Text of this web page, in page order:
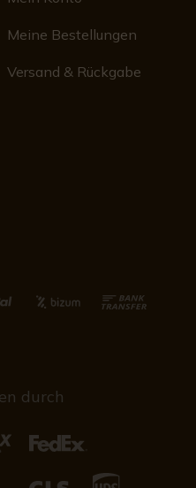
Meine Bestellungen
Versand & Rückgabe
durch